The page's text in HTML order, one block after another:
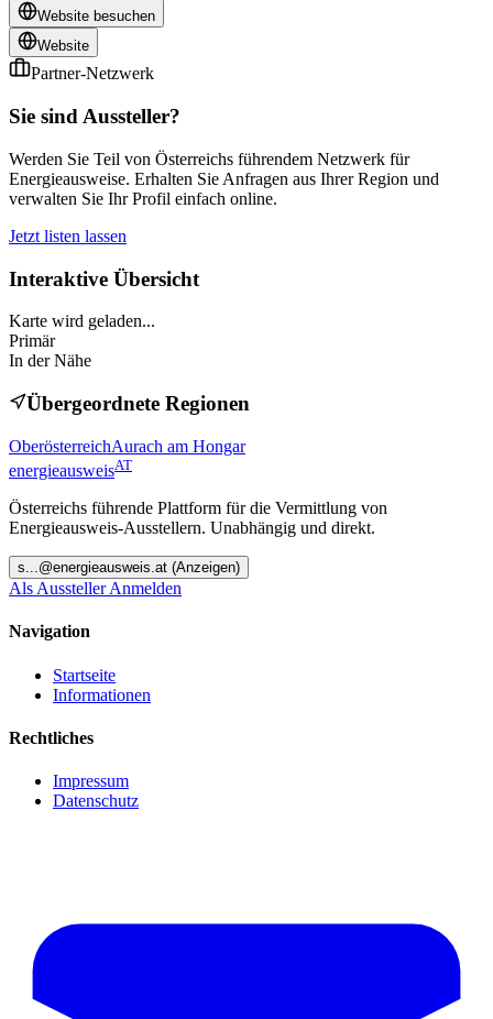
Website besuchen
Website
Partner-Netzwerk
Sie sind Aussteller?
Werden Sie Teil von Österreichs führendem Netzwerk für
Energieausweise. Erhalten Sie Anfragen aus Ihrer Region und
verwalten Sie Ihr Profil einfach online.
Jetzt listen lassen
Interaktive Übersicht
Karte wird geladen...
Primär
In der Nähe
Übergeordnete Regionen
OberösterreichAurach am Hongar
energieausweisAT
Österreichs führende Plattform für die Vermittlung von
Energieausweis-Ausstellern. Unabhängig und direkt.
s...@energieausweis.at (Anzeigen)
Als Aussteller Anmelden
Navigation
Startseite
Informationen
Rechtliches
Impressum
Datenschutz